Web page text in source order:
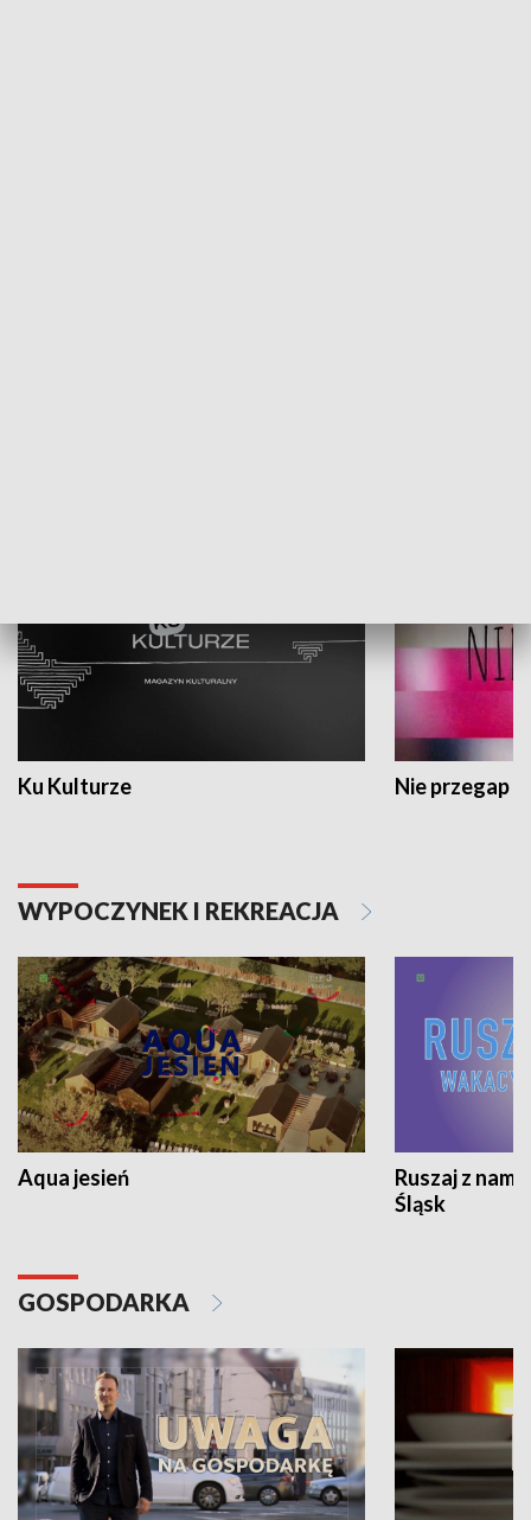
Ku Kulturze Nie przegap
WYPOCZYNEK I REKREACJA
Aqua jesień
Ruszaj z
Śląsk
GOSPODARKA